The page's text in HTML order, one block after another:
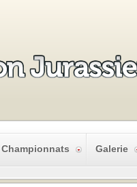
Championnats Galerie